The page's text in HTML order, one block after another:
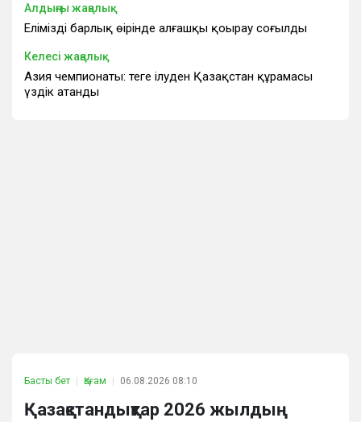
Алдыңғы жаңалық
Еліміздің барлық өңірінде алғашқы қоңырау соғылды
Келесі жаңалық
Азия чемпионаты: теңге ілуден Қазақстан құрамасы
үздік атанды
Басты бет Қоғам 06.08.2026 08:10
Қазақстандықтар 2026 жылдың